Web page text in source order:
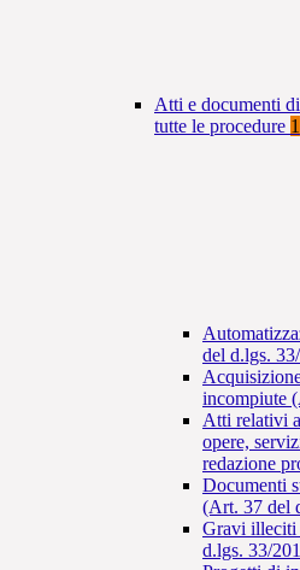
Atti e documenti
tutte le procedure 1
del d.lgs.
incompiute
Atti relativi
opere,
redazione
Documenti
(Art. 37 del
Gravi illeciti
d.lgs. 33/